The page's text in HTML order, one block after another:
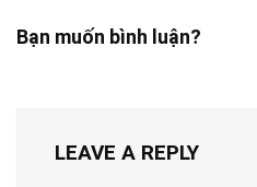
Bạn muốn bình luận?
LEAVE A REPLY